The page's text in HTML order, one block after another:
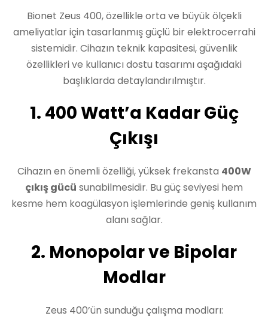
Bionet Zeus 400, özellikle orta ve büyük ölçekli
ameliyatlar için tasarlanmış güçlü bir elektrocerrahi
sistemidir. Cihazın teknik kapasitesi, güvenlik
özellikleri ve kullanıcı dostu tasarımı aşağıdaki
başlıklarda detaylandırılmıştır.
1. 400 Watt’a Kadar Güç
Çıkışı
Cihazın en önemli özelliği, yüksek frekansta 400W
çıkış gücü sunabilmesidir. Bu güç seviyesi hem
kesme hem koagülasyon işlemlerinde geniş kullanım
alanı sağlar.
2. Monopolar ve Bipolar
Modlar
Zeus 400’ün sunduğu çalışma modları: